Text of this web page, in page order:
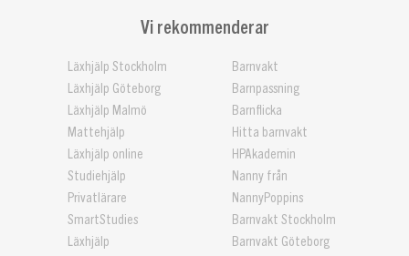
Vi rekommenderar
Läxhjälp Stockholm
Läxhjälp Göteborg
Läxhjälp Malmö
Mattehjälp
Läxhjälp online
Studiehjälp
Privatlärare
SmartStudies
Läxhjälp
Barnvakt
Barnpassning
Barnflicka
Hitta barnvakt
HPAkademin
Nanny från
NannyPoppins
Barnvakt Stockholm
Barnvakt Göteborg